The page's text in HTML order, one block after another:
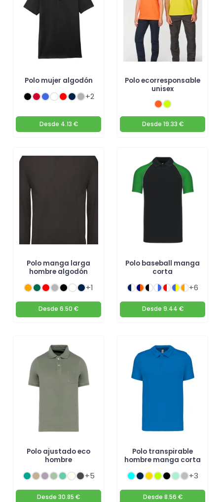
Polo mujer algodón
+2
Desde 4.13 €
Polo ecorresponsable
unisex
Desde 19.33 €
Polo manga larga
hombre algodón
+1
Desde 6.50 €
Polo baseball manga
corta
+6
Desde 9.44 €
Polo ajustado eco
hombre
+5
Desde 30.85 €
Polo transpirable
hombre manga corta
+3
Desde 8.56 €